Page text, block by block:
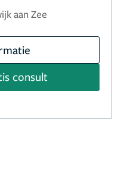
aan Zee
consult